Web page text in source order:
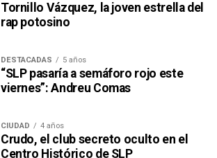
Tornillo Vázquez, la joven estrella del
rap potosino
DESTACADAS 5 años
“SLP pasaría a semáforo rojo este
viernes”: Andreu Comas
CIUDAD 4 años
Crudo, el club secreto oculto en el
Centro Histórico de SLP